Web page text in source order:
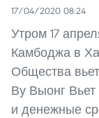
17/04/2020 08:24
Утром 17
Камбоджа в
Общества
Ву Выонг
и денежные